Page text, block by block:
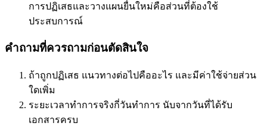
การปฏิเสธและวางแผนยื่นใหม่คือส่วนที่ต้องใช้
ประสบการณ์
คำถามที่ควรถามก่อนตัดสินใจ
ถ้าถูกปฏิเสธ แนวทางต่อไปคืออะไร และมีค่าใช้จ่ายส่วน
ใดเพิ่ม
ระยะเวลาทำการจริงกี่วันทำการ นับจากวันที่ได้รับ
เอกสารครบ